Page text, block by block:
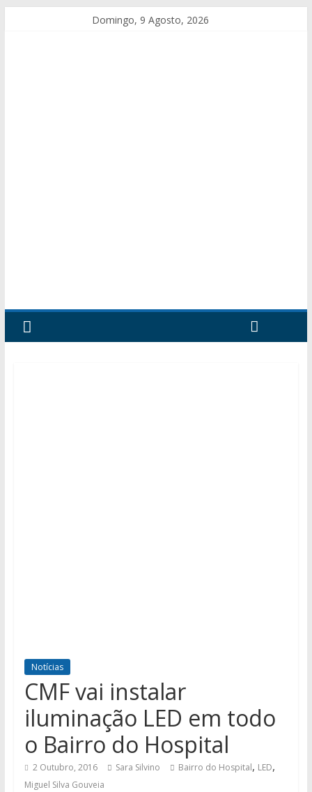
Domingo, 9 Agosto, 2026
Notícias
CMF vai instalar
iluminação LED em todo
o Bairro do Hospital
2 Outubro, 2016 Sara Silvino Bairro do Hospital, LED,
Miguel Silva Gouveia